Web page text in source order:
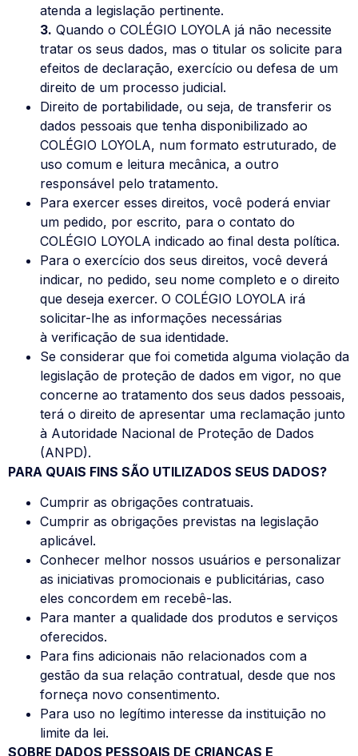
atenda a legislação pertinente.
3. Quando o COLÉGIO LOYOLA já não necessite
tratar os seus dados, mas o titular os solicite para
efeitos de declaração, exercício ou defesa de um
direito de um processo judicial.
Direito de portabilidade, ou seja, de transferir os
dados pessoais que tenha disponibilizado ao
COLÉGIO LOYOLA, num formato estruturado, de
uso comum e leitura mecânica, a outro
responsável pelo tratamento.
Para exercer esses direitos, você poderá enviar
um pedido, por escrito, para o contato do
COLÉGIO LOYOLA indicado ao final desta política.
Para o exercício dos seus direitos, você deverá
indicar, no pedido, seu nome completo e o direito
que deseja exercer. O COLÉGIO LOYOLA irá
solicitar-lhe as informações necessárias
à verificação de sua identidade.
Se considerar que foi cometida alguma violação da
legislação de proteção de dados em vigor, no que
concerne ao tratamento dos seus dados pessoais,
terá o direito de apresentar uma reclamação junto
à Autoridade Nacional de Proteção de Dados
(ANPD).
PARA QUAIS FINS SÃO UTILIZADOS SEUS DADOS?
Cumprir as obrigações contratuais.
Cumprir as obrigações previstas na legislação
aplicável.
Conhecer melhor nossos usuários e personalizar
as iniciativas promocionais e publicitárias, caso
eles concordem em recebê-las.
Para manter a qualidade dos produtos e serviços
oferecidos.
Para fins adicionais não relacionados com a
gestão da sua relação contratual, desde que nos
forneça novo consentimento.
Para uso no legítimo interesse da instituição no
limite da lei.
SOBRE DADOS PESSOAIS DE CRIANÇAS E